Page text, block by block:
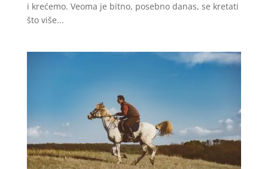
i krećemo. Veoma je bitno, posebno danas, se kretati
što više...